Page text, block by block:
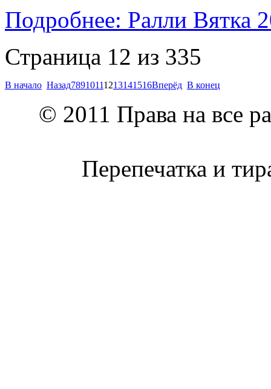
Подробнее: Ралли Вятка
Страница 12 из 335
В начало Назад78910111213141516Вперёд В конец
© 2011 Права на все
Перепечатка и